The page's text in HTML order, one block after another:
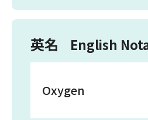
英名 English
Oxygen